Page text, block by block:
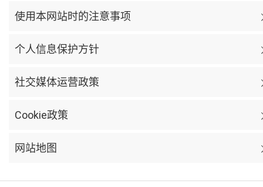
使用本网站时的注意事项
个人信息保护方针
社交媒体运营政策
Cookie政策
网站地图